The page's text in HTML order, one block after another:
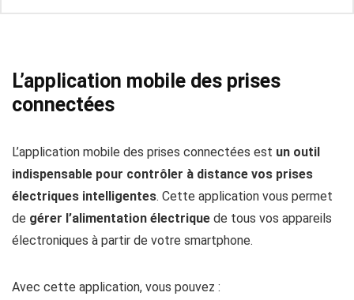
L’application mobile des prises
connectées
L’application mobile des prises connectées est un outil
indispensable pour contrôler à distance vos prises
électriques intelligentes. Cette application vous permet
de gérer l’alimentation électrique de tous vos appareils
électroniques à partir de votre smartphone.
Avec cette application, vous pouvez :